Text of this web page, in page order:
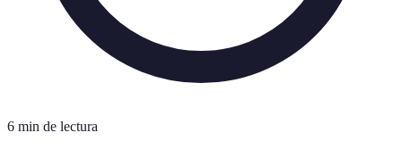
6 min de lectura